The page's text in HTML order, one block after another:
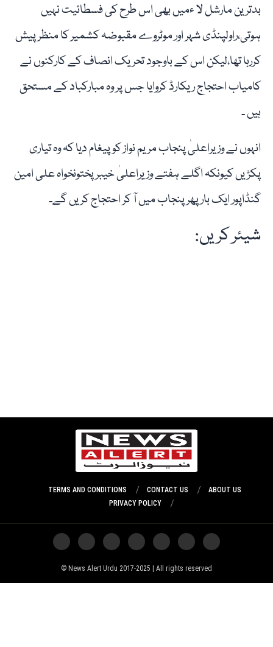
بدترین مارشل لا ءمیں بھی اس طرح کی فسطائیت نہیں
ہوتی،راولپنڈی شہر اور موٹروے مقبوضہ کشمیر کا منظر پیش
کررہا تھا،لیکن اس کے باوجود تحریک انصاف کے کارکنوں نے
کامیاب احتجاج ریکارڈ کروایا جس پر وہ مبارکباد کے مستحق
ہیں ۔
انہوں نے وزیراعلیٰ پنجاب مریم نواز کو پیغام دیا کہ وہ تیاری
پکڑیں کیونکہ اگلے ہفتے وزیراعلیٰ خیبرپختونخواہ علی امین
گنڈاپور ایک بار پھر پنجاب میں آ کر احتجاج کریں گے۔
شیئر کریں:
ABOUT US
CONTACT US
TERMS AND CONDITIONS
PRIVACY POLICY
News Alert Urdu 2017-2025 | All rights reserved ©